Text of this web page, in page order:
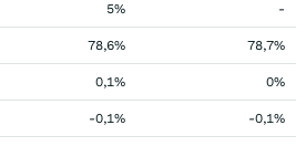
5% -
78,6% 78,7%
0,1% 0%
-0,1% -0,1%